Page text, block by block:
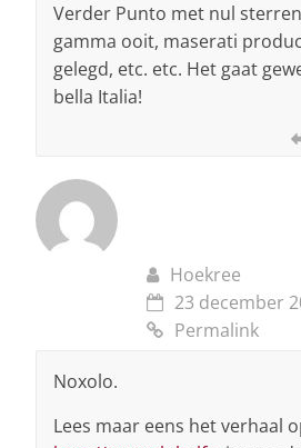
Verder Punto met nul
gamma ooit, maserati
gelegd, etc. etc. Het gaat
bella Italia!
Hoekree
23 december
Permalink
Noxolo.
Lees maar eens het verhaal